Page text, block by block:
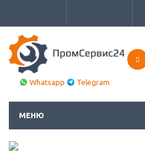
Whatsapp Telegram
МЕНЮ